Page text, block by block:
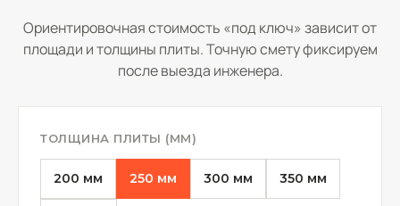
Ориентировочная стоимость «под ключ» зависит от
площади и толщины плиты. Точную смету фиксируем
после выезда инженера.
ТОЛЩИНА ПЛИТЫ (ММ)
200 мм 250 мм 300 мм 350 мм